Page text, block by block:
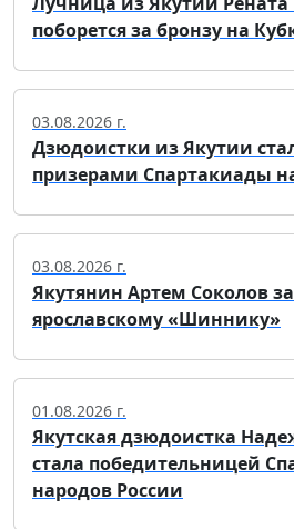
поборется за бронзу на
03.08.2026 г.
Дзюдоистки из Якутии
призерами Спартакиады
03.08.2026 г.
Якутянин Артем Соколов
ярославскому «Шиннику»
01.08.2026 г.
Якутская дзюдоистка
стала победительницей
народов России